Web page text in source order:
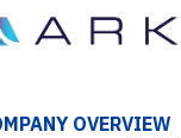
OVERVIEW